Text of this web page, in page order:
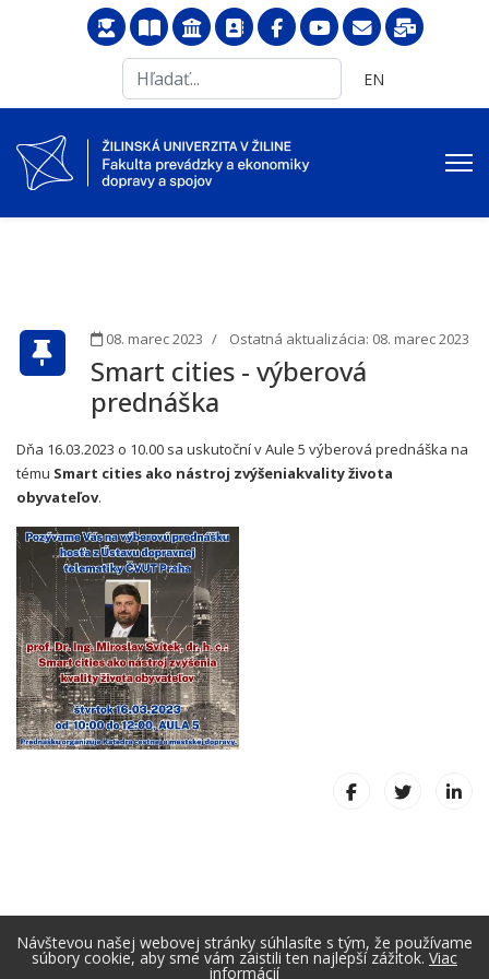
...
Vyberte váš jazyk
EN
08. marec 2023 Ostatná aktualizácia: 08. marec 2023
Smart cities - výberová
prednáška
Dňa 16.03.2023 o 10.00 sa uskutoční v Aule 5 výberová prednáška na
tému Smart cities ako nástroj zvýšeniakvality života
obyvateľov.
Návštevou našej webovej stránky súhlasíte s tým, že používame
súbory cookie, aby sme vám zaistili ten najlepší zážitok. Viac
informácií